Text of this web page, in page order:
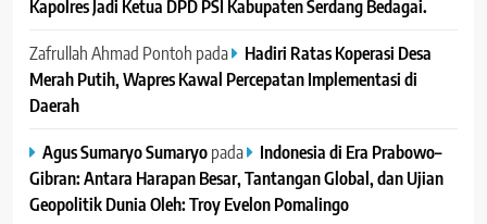
Kapolres Jadi Ketua DPD PSI Kabupaten Serdang Bedagai. ‎ ‎
Zafrullah Ahmad Pontoh pada
Hadiri Ratas Koperasi Desa
Merah Putih, Wapres Kawal Percepatan Implementasi di
Daerah
Agus Sumaryo Sumaryopada
Indonesia di Era Prabowo–
Gibran: Antara Harapan Besar, Tantangan Global, dan Ujian
Geopolitik Dunia Oleh: Troy Evelon Pomalingo